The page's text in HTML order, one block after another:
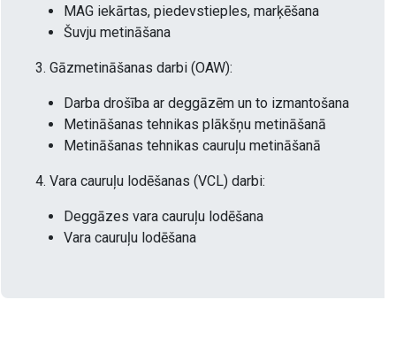
MAG iekārtas, piedevstieples, marķēšana
Šuvju metināšana
3. Gāzmetināšanas darbi (OAW):
Darba drošība ar deggāzēm un to izmantošana
Metināšanas tehnikas plākšņu metināšanā
Metināšanas tehnikas cauruļu metināšanā
4. Vara cauruļu lodēšanas (VCL) darbi:
Deggāzes vara cauruļu lodēšana
Vara cauruļu lodēšana